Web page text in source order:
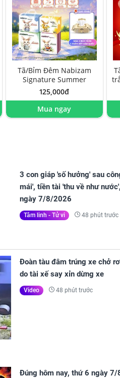
Tã/Bỉm Đêm Nabizam
Signature Summer
125,000đ
Mua ngay
3 con giáp 'số hưởng' sau
mái', tiền tài 'thu về như
ngày 7/8/2026
Tâm linh - Tử vi 48 phút trước
Đoàn tàu đâm trúng xe chở
do tài xế say xỉn dừng xe